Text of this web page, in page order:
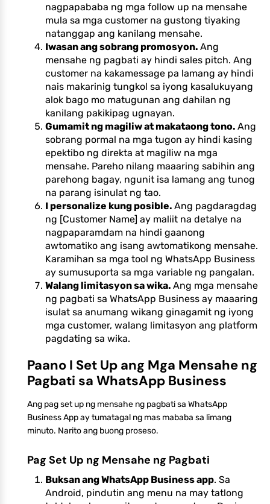
nagpapababa ng mga follow up na mensahe
mula sa mga customer na gustong tiyaking
natanggap ang kanilang mensahe.
Iwasan ang sobrang promosyon. Ang
mensahe ng pagbati ay hindi sales pitch. Ang
customer na kakamessage pa lamang ay hindi
nais makarinig tungkol sa iyong kasalukuyang
alok bago mo matugunan ang dahilan ng
kanilang pakikipag ugnayan.
Gumamit ng magiliw at makataong tono. Ang
sobrang pormal na mga tugon ay hindi kasing
epektibo ng direkta at magiliw na mga
mensahe. Pareho nilang maaaring sabihin ang
parehong bagay, ngunit isa lamang ang tunog
na parang isinulat ng tao.
I personalize kung posible. Ang pagdaragdag
ng [Customer Name] ay maliit na detalye na
nagpaparamdam na hindi gaanong
awtomatiko ang isang awtomatikong mensahe.
Karamihan sa mga tool ng WhatsApp Business
ay sumusuporta sa mga variable ng pangalan.
Walang limitasyon sa wika. Ang mga mensahe
ng pagbati sa WhatsApp Business ay maaaring
isulat sa anumang wikang ginagamit ng iyong
mga customer, walang limitasyon ang platform
pagdating sa wika.
Paano I Set Up ang Mga Mensahe ng
Pagbati sa WhatsApp Business
Ang pag set up ng mensahe ng pagbati sa WhatsApp
Business App ay tumatagal ng mas mababa sa limang
minuto. Narito ang buong proseso.
Pag Set Up ng Mensahe ng Pagbati
Buksan ang WhatsApp Business app. Sa
Android, pindutin ang menu na may tatlong